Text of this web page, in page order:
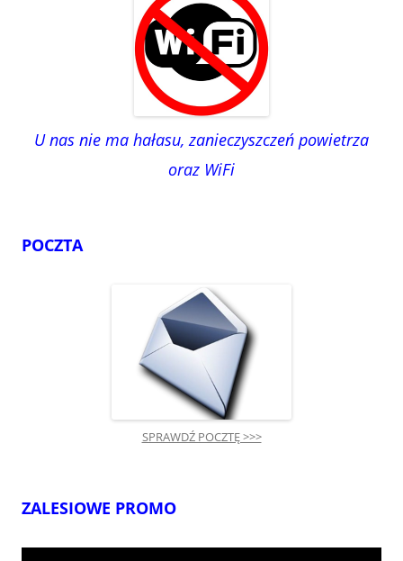
U nas nie ma hałasu, zanieczyszczeń powietrza
oraz WiFi
POCZTA
SPRAWDŹ POCZTĘ >>>
ZALESIOWE PROMO